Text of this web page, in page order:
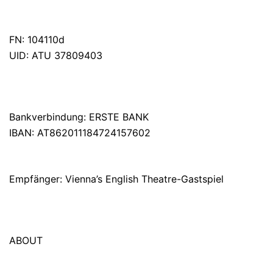
FN: 104110d
UID: ATU 37809403
Bankverbindung: ERSTE BANK
IBAN: AT862011184724157602
Empfänger: Vienna’s English Theatre-Gastspiel
ABOUT